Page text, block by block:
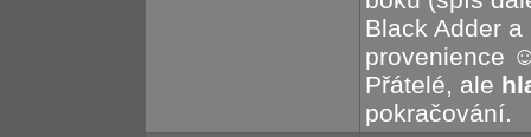
Black Adder
provenience
Přátelé, ale
pokračování.